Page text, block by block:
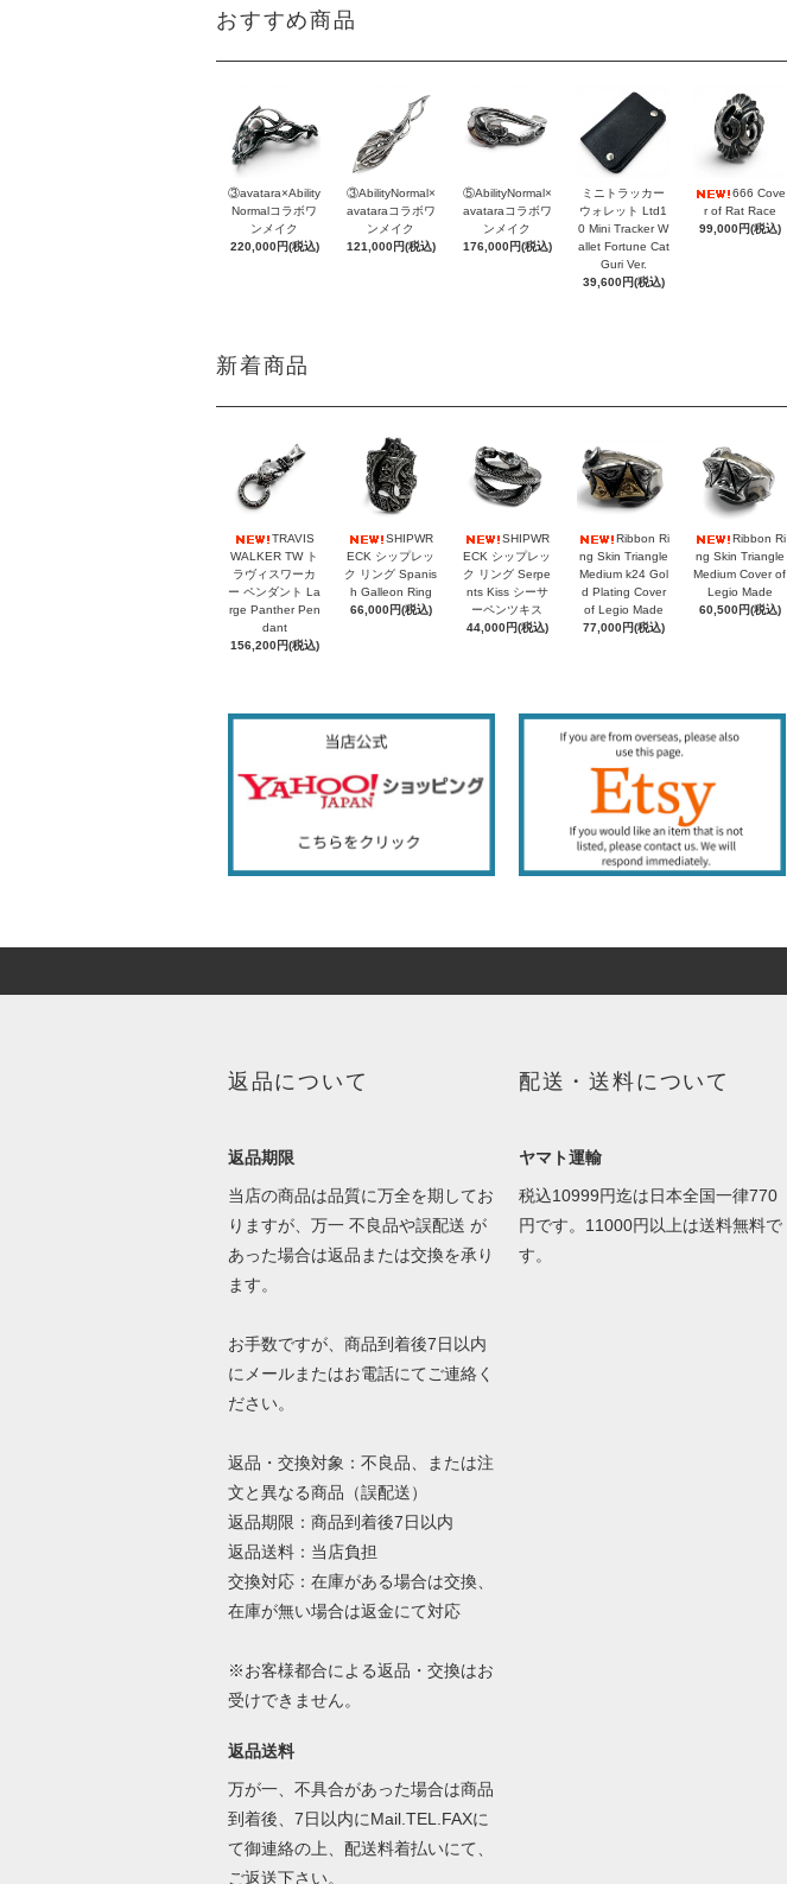
おすすめ商品
③avatara×Ability
Normalコラボワ
ンメイク
220,000円(税込)
③AbilityNormal×
avataraコラボワ
ンメイク
121,000円(税込)
⑤AbilityNormal×
avataraコラボワ
ンメイク
176,000円(税込)
ミニトラッカー
ウォレット Ltd1
0 Mini Tracker W
allet Fortune Cat
Guri Ver.
39,600円(税込)
666 Cove
r of Rat Race
99,000円(税込)
新着商品
TRAVIS
WALKER TW ト
ラヴィスワーカ
ー ペンダント La
rge Panther Pen
dant
156,200円(税込)
SHIPWR
ECK シップレッ
ク リング Spanis
h Galleon Ring
66,000円(税込)
SHIPWR
ECK シップレッ
ク リング Serpe
nts Kiss シーサ
ーペンツキス
44,000円(税込)
Ribbon Ri
ng Skin Triangle
Medium k24 Gol
d Plating Cover
of Legio Made
77,000円(税込)
Ribbon Ri
ng Skin Triangle
Medium Cover of
Legio Made
60,500円(税込)
返品について
返品期限
当店の商品は品質に万全を期してお
りますが、万一 不良品や誤配送 が
あった場合は返品または交換を承り
ます。
お手数ですが、商品到着後7日以内
にメールまたはお電話にてご連絡く
ださい。
返品・交換対象：不良品、または注
文と異なる商品（誤配送）
返品期限：商品到着後7日以内
返品送料：当店負担
交換対応：在庫がある場合は交換、
在庫が無い場合は返金にて対応
※お客様都合による返品・交換はお
受けできません。
返品送料
万が一、不具合があった場合は商品
到着後、7日以内にMail.TEL.FAXに
て御連絡の上、配送料着払いにて、
ご返送下さい。
配送・送料について
ヤマト運輸
税込10999円迄は日本全国一律770
円です。11000円以上は送料無料で
す。